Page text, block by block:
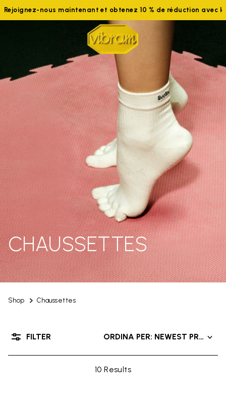
Rejoignez-nous maintenant et obtenez 10 % de réduction avec le
Shop Chaussettes
CHAUSSETTES
10 Results
ORDINA PER: NEWEST
FILTER